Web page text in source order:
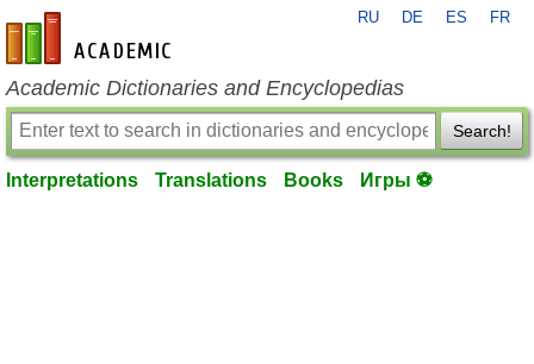
en-academic.com
RU DE ES FR
Academic Dictionaries and Encyclopedias
Search!
Interpretations Translations Books Игры ⚽